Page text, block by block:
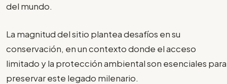
del mundo.
La magnitud del sitio plantea desafíos en su
conservación, en un contexto donde el acceso
limitado y la protección ambiental son esenciales para
preservar este legado milenario.